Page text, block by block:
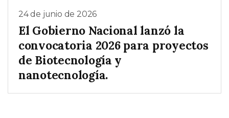
24 de junio de 2026
El Gobierno Nacional lanzó la
convocatoria 2026 para proyectos
de Biotecnología y
nanotecnología.